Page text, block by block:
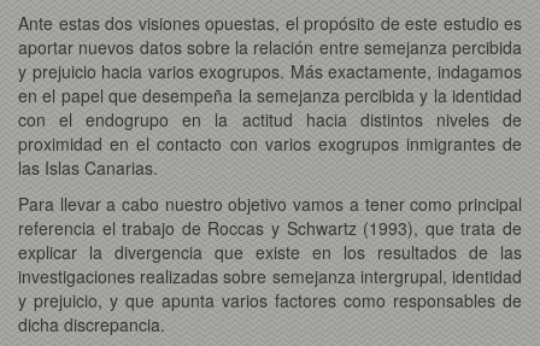
Ante estas dos visiones opuestas, el propósito de este estudio es
aportar nuevos datos sobre la relación entre semejanza percibida
y prejuicio hacia varios exogrupos. Más exactamente, indagamos
en el papel que desempeña la semejanza percibida y la identidad
con el endogrupo en la actitud hacia distintos niveles de
proximidad en el contacto con varios exogrupos inmigrantes de
las Islas Canarias.
Para llevar a cabo nuestro objetivo vamos a tener como principal
referencia el trabajo de Roccas y Schwartz (1993), que trata de
explicar la divergencia que existe en los resultados de las
investigaciones realizadas sobre semejanza intergrupal, identidad
y prejuicio, y que apunta varios factores como responsables de
dicha discrepancia.